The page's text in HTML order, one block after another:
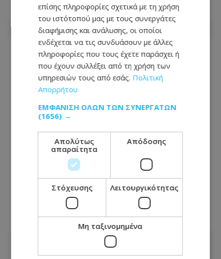
06.08.2026 - 12:18
Κεντρικές φυλακές: Σοβαρές
καταγγελίες για ναρκωτικά,
συμπλοκές και ανεπαρκή έλεγχο
επίσης πληροφορίες σχετικά με τη χρήση
του ιστότοπού μας με τους συνεργάτες
διαφήμισης και ανάλυσης, οι οποίοι
ενδέχεται να τις συνδυάσουν με άλλες
πληροφορίες που τους έχετε παράσχει ή
που έχουν συλλέξει από τη χρήση των
υπηρεσιών τους από εσάς. Πολιτική
Απορρήτου
ΕΜΦΆΝΙΣΗ ΌΛΩΝ ΤΩΝ ΣΥΝΕΡΓΑΤΏΝ
(1656) →
Απολύτως
απαραίτητα
Απόδοσης
Στόχευσης Λειτουργικότητας
Μη ταξινομημένα